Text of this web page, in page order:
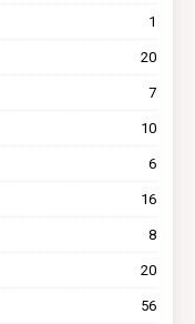
1
20
7
10
6
16
8
20
56